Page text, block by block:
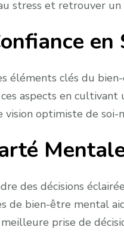
stress et retrouver
en
éléments clés du
aspects en
optimiste de soi-
des décisions
de bien-être mental
prise de